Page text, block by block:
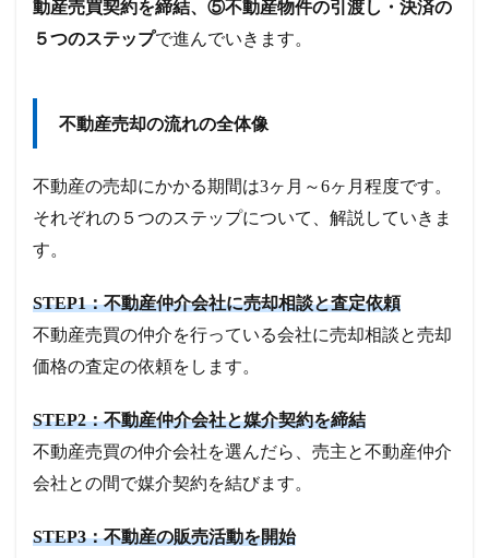
動産売買契約を締結、⑤不動産物件の引渡し・決済の
５つのステップで進んでいきます。
不動産売却の流れの全体像
不動産の売却にかかる期間は3ヶ月～6ヶ月程度です。
それぞれの５つのステップについて、解説していきま
す。
STEP1：不動産仲介会社に売却相談と査定依頼
不動産売買の仲介を行っている会社に売却相談と売却
価格の査定の依頼をします。
STEP2：不動産仲介会社と媒介契約を締結
不動産売買の仲介会社を選んだら、売主と不動産仲介
会社との間で媒介契約を結びます。
STEP3：不動産の販売活動を開始